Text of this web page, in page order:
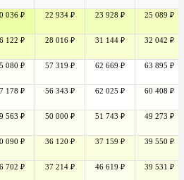
036 ₽ 22 934 ₽ 23 928 ₽ 25 089 ₽
122 ₽ 28 016 ₽ 31 144 ₽ 32 042 ₽
080 ₽ 57 319 ₽ 62 669 ₽ 63 895 ₽
178 ₽ 56 343 ₽ 62 025 ₽ 60 408 ₽
563 ₽ 50 000 ₽ 51 743 ₽ 49 273 ₽
090 ₽ 36 120 ₽ 37 159 ₽ 39 550 ₽
702 ₽ 37 214 ₽ 46 619 ₽ 39 531 ₽